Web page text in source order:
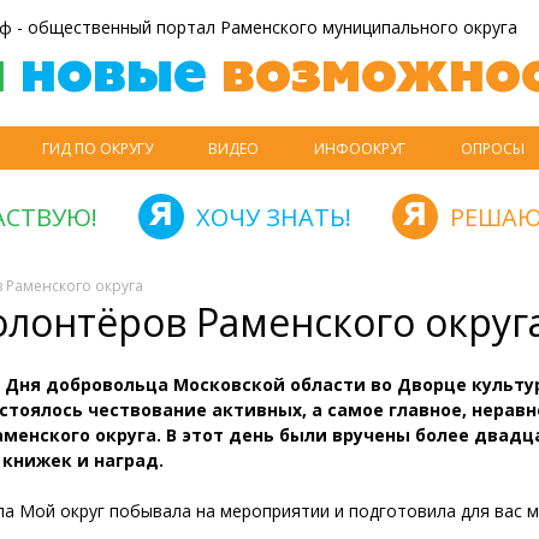
- общественный портал Раменского муниципального округа
новые
ГИД ПО ОКРУГУ ВИДЕО ИНФООКРУГ ОПРОСЫ
ХОЧУ ЗНАТЬ!
округа
Раменского
добровольца Московской области во Дворце
чествование активных, а самое главное,
округа. В этот день были вручены более
и наград.
Мой округ побывала на мероприятии и подготовила для вас